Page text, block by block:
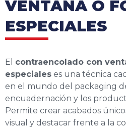
VENTANA O
ESPECIALES
El contraencolado con
especiales es una técnica
en el mundo del packaging
encuadernación y los
Permite crear acabados
visual y destacar frente a la